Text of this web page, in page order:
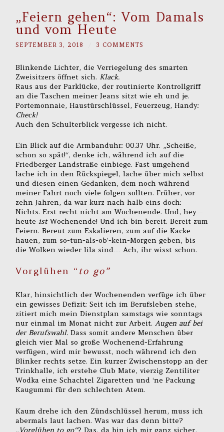
„Feiern gehen“: Vom Damals
und vom Heute
SEPTEMBER 3, 2018 3 COMMENTS
Blinkende Lichter, die Verriegelung des smarten
Zweisitzers öffnet sich. Klack.
Raus aus der Parklücke, der routinierte Kontrollgriff
an die Taschen meiner Jeans sitzt wie eh und je.
Portemonnaie, Haustürschlüssel, Feuerzeug, Handy:
Check!
Auch den Schulterblick vergesse ich nicht.
Ein Blick auf die Armbanduhr: 00.37 Uhr. „Scheiße,
schon so spät!“, denke ich, während ich auf die
Friedberger Landstraße einbiege. Fast umgehend
lache ich in den Rückspiegel, lache über mich selbst
und diesen einen Gedanken, dem noch während
meiner Fahrt noch viele folgen sollten. Früher, vor
zehn Jahren, da war kurz nach halb eins doch:
Nichts. Erst recht nicht am Wochenende. Und, hey –
heuteistWochenende! Und ich bin bereit. Bereit zum
Feiern. Bereut zum Eskalieren, zum auf die Kacke
hauen, zum so-tun-als-ob’-kein-Morgen geben, bis
die Wolken wieder lila sind… Ach, ihr wisst schon.
Vorglühen “to go”
Klar, hinsichtlich der Wochenenden verfüge ich über
ein gewisses Defizit: Seit ich im Berufsleben stehe,
zitiert mich mein Dienstplan samstags wie sonntags
nur einmal im Monat nicht zur Arbeit.Augen auf bei
der Berufswahl. Dass somit andere Menschen über
gleich vier Mal so große Wochenend-Erfahrung
verfügen, wird mir bewusst, noch während ich den
Blinker rechts setze. Ein kurzer Zwischenstopp an der
Trinkhalle, ich erstehe Club Mate, vierzig Zentiliter
Wodka eine Schachtel Zigaretten und ‘ne Packung
Kaugummi für den schlechten Atem.
Kaum drehe ich den Zündschlüssel herum, muss ich
abermals laut lachen. Was war das denn bitte?
„Vorglühen to go“? Das, da bin ich mir ganz sicher,